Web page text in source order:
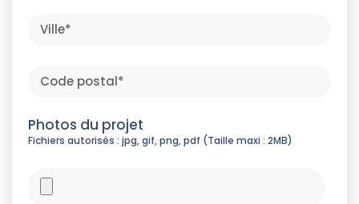
Photos du projet
Fichiers autorisés : jpg, gif, png, pdf (Taille maxi : 2MB)